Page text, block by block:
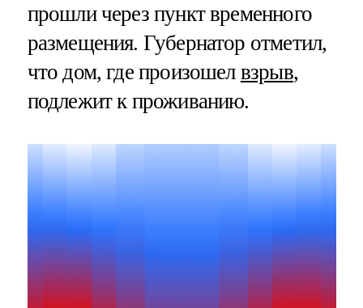
прошли через пункт временного
размещения. Губернатор отметил,
что дом, где произошел взрыв,
подлежит к проживанию.